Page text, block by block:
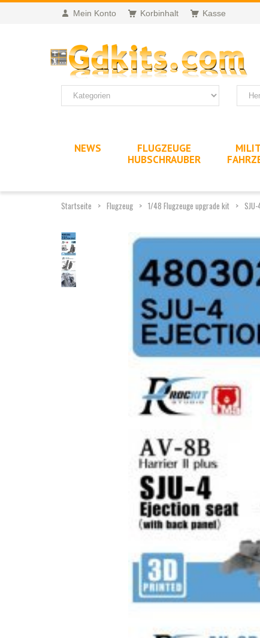
Mein Konto Korbinhalt Kasse
NEWS
FLUGZEUGE
HUBSCHRAUBER
Startseite Flugzeug 1/48 Flugzeuge upgrade kit